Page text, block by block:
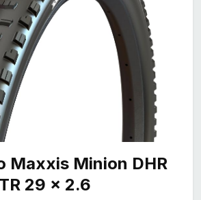
Maxxis Minion DHR
29 x 2.6